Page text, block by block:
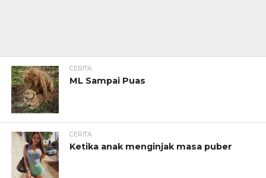
CERITA
ML Sampai Puas
CERITA
Ketika anak menginjak masa puber